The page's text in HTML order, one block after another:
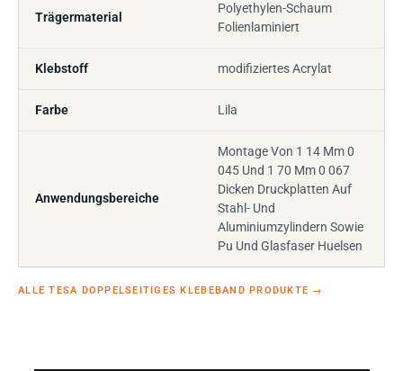
Trägermaterial
Polyethylen-Schaum
Folienlaminiert
Klebstoff modifiziertes Acrylat
Farbe Lila
Anwendungsbereiche
Montage Von 1 14 Mm 0
045 Und 1 70 Mm 0 067
Dicken Druckplatten Auf
Stahl- Und
Aluminiumzylindern Sowie
Pu Und Glasfaser Huelsen
ALLE TESA DOPPELSEITIGES KLEBEBAND PRODUKTE →